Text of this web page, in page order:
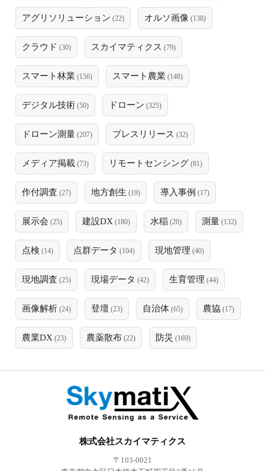
アグリソリューション (22) オルソ画像 (138)
クラウド (30) スカイマティクス (79)
スマート林業 (156) スマート農業 (148)
デジタル技術 (50) ドローン (325)
ドローン測量 (207) プレスリリース (32)
メディア掲載 (73) リモートセンシング (81)
作付調査 (27) 地方創生 (19) 導入事例 (17)
展示会 (25) 建設DX (180) 水稲 (20) 測量 (132)
点検 (14) 点群データ (104) 現地管理 (40)
現地調査 (25) 現場データ (42) 生育管理 (44)
画像解析 (24) 登壇 (23) 自治体 (65) 農協 (17)
農業DX (23) 農薬散布 (22) 防災 (169)
株式会社スカイマティクス
〒103-0021